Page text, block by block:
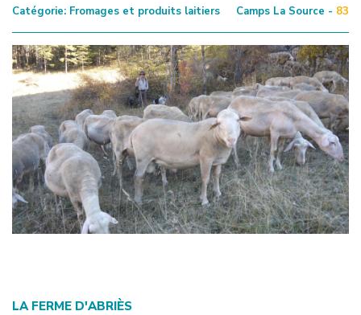
Catégorie: Fromages et produits laitiers Camps La Source - 83
LA FERME D'ABRIÈS